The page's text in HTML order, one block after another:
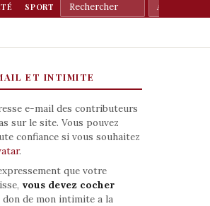
SPORT
ET INTIMITE
e-mail des contributeurs
sur le site. Vous pouvez
confiance si vous souhaitez
.
que votre
vous devez cocher
de mon intimite a la